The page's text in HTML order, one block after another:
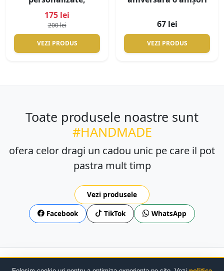
cu suport din lemn
personalizat
175 lei
200 lei
VEZI PRODUS
67 lei
VEZI PRODUS
Toate produsele noastre sunt
#HANDMADE
ofera celor dragi un cadou unic pe care il pot
pastra mult timp
Vezi produsele
Facebook
TikTok WhatsApp
ConfidențialitateLivrare/ReturTOSANPCSOL